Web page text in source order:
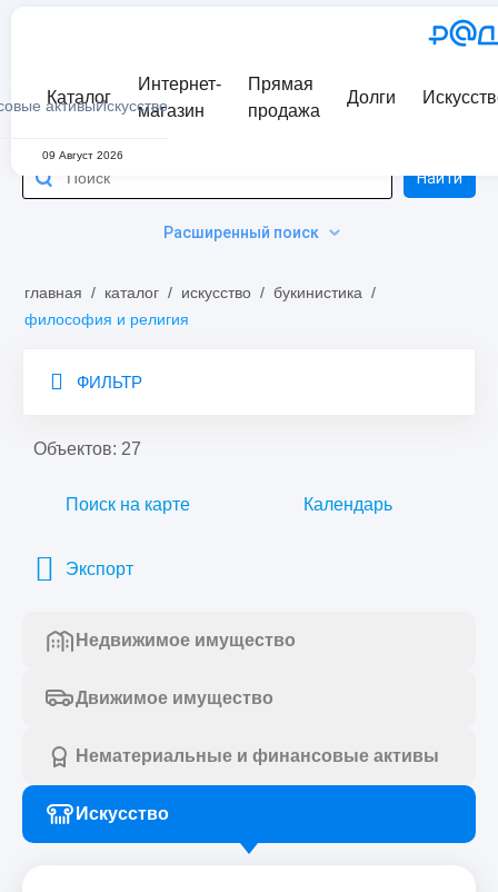
активыИскусство
Каталог
Интернет-
магазин
Прямая
продажа
Долги
09 Август 2026
Расширенный поиск
Найти
главная / каталог / искусство / букинистика /
философия и религия
ФИЛЬТР
Объектов: 27
Поиск на карте Календарь
Экспорт
Недвижимое имущество
Движимое имущество
Нематериальные и финансовые активы
Искусство